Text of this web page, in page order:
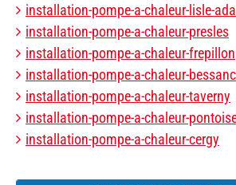
installation-pompe-a-chaleur-lisle-
installation-pompe-a-chaleur-presles
installation-pompe-a-chaleur-frepillon
installation-pompe-a-chaleur-
installation-pompe-a-chaleur-taverny
installation-pompe-a-chaleur-
installation-pompe-a-chaleur-cergy